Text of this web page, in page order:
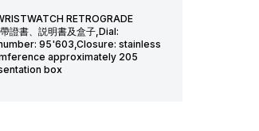
RETROGRADE
證書、説明書及盒子,Dial:
95'603,Closure: stainless
approximately 205
box